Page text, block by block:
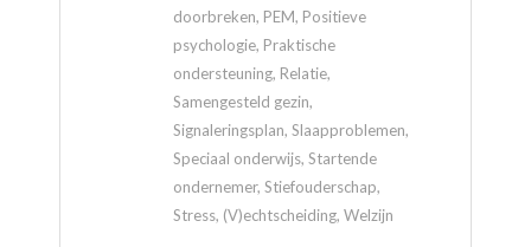
doorbreken, PEM, Positieve
psychologie, Praktische
ondersteuning, Relatie,
Samengesteld gezin,
Signaleringsplan, Slaapproblemen,
Speciaal onderwijs, Startende
ondernemer, Stiefouderschap,
Stress, (V)echtscheiding, Welzijn